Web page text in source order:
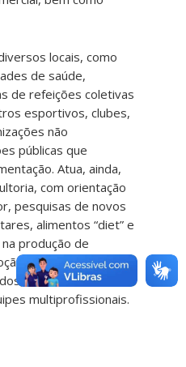
locais, como
de saúde,
de refeições coletivas
esportivos, clubes,
não
públicas que
Atua, ainda,
com orientação
pesquisas de novos
alimentos “diet” e
produção de
de hábitos e
nas distintas
multiprofissionais.